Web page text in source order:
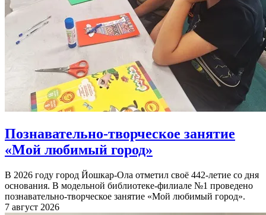
Познавательно-творческое занятие
«Мой любимый город»
В 2026 году город Йошкар-Ола отметил своё 442-летие со дня
основания. В модельной библиотеке-филиале №1 проведено
познавательно-творческое занятие «Мой любимый город».
7 август 2026